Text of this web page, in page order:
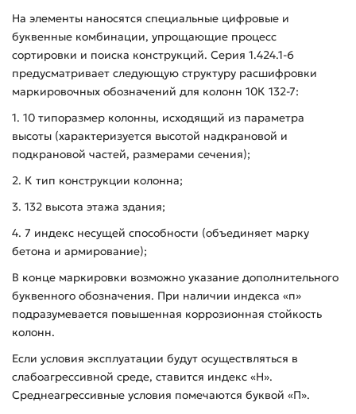
На элементы наносятся специальные цифровые и
буквенные комбинации, упрощающие процесс
сортировки и поиска конструкций. Серия 1.424.1-6
предусматривает следующую структуру расшифровки
маркировочных обозначений для колонн 10К 132-7:
1. 10 типоразмер колонны, исходящий из параметра
высоты (характеризуется высотой надкрановой и
подкрановой частей, размерами сечения);
2. К тип конструкции колонна;
3. 132 высота этажа здания;
4. 7 индекс несущей способности (объединяет марку
бетона и армирование);
В конце маркировки возможно указание дополнительного
буквенного обозначения. При наличии индекса «п»
подразумевается повышенная коррозионная стойкость
колонн.
Если условия эксплуатации будут осуществляться в
слабоагрессивной среде, ставится индекс «Н».
Среднеагрессивные условия помечаются буквой «П».